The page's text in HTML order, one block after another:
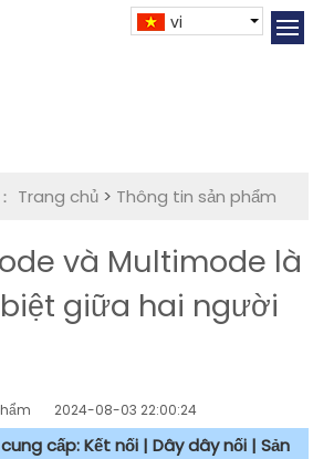
vi
Trang chủ > Thông tin sản phẩm
và Multimode là
giữa hai người
phẩm 2024-08-03 22:00:24
cấp: Kết nối | Dây dây nối | Sản